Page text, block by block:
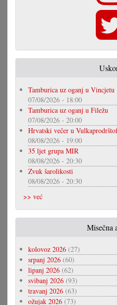
Tamburica uz oganj u Vincjetu
07/08/2026 - 18:00
Tamburica uz oganj u Filežu
07/08/2026 - 20:00
Hrvatski večer u
08/08/2026 - 19:00
35 ljet grupa MIR
08/08/2026 - 20:30
Zvuk šarolikosti
08/08/2026 - 20:30
>> već
Misečna
kolovoz 2026 (27)
srpanj 2026 (60)
lipanj 2026 (62)
svibanj 2026 (93)
travanj 2026 (63)
ožujak 2026 (73)